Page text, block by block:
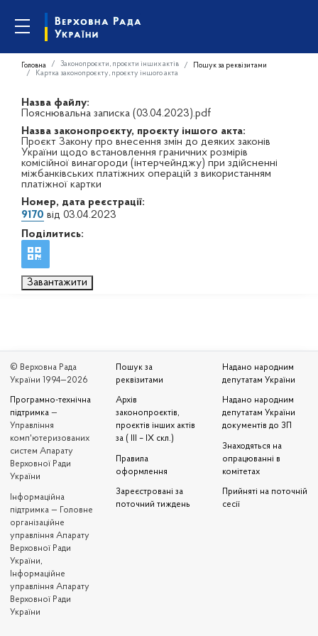
Головна Законопроєкти, проєкти інших актів
Пошук за реквізитами
Картка законопроєкту, проєкту іншого акта
Назва файлу:
Пояснювальна записка (03.04.2023).pdf
Назва законопроєкту, проєкту іншого акта:
Проєкт Закону про внесення змін до деяких законів
України щодо встановлення граничних розмірів
комісійної винагороди (інтерчейнджу) при здійсненні
міжбанківських платіжних операцій з використанням
платіжної картки
Номер, дата реєстрації:
9170 від 03.04.2023
Поділитись:
Завантажити
© Верховна Рада
України 1994—2026
Програмно-технічна
підтримка —
Управління
комп'ютеризованих
систем Апарату
Верховної Ради
України
Iнформаційна
підтримка — Головне
організаційне
управління Апарату
Верховної Ради
України,
Інформаційне
управління Апарату
Верховної Ради
України
Пошук за
реквізитами
Архів
законопроєктів,
проєктів інших актів
за ( III – IX скл.)
Правила
оформлення
Зареєстровані за
поточний тиждень
Надано народним
депутатам України
Надано народним
депутатам України
документів до ЗП
Знаходяться на
опрацюванні в
комітетах
Прийняті на поточній
сесії